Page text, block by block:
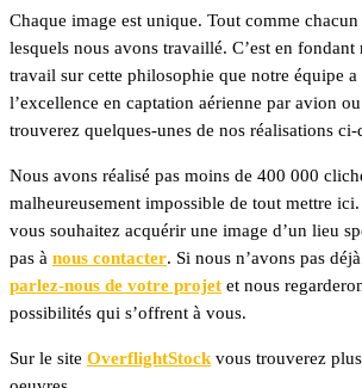
Chaque image est unique. Tout comme
lesquels nous avons travaillé. C’est en fondant
travail sur cette philosophie que notre équipe a
l’excellence en captation aérienne par avion
trouverez quelques-unes de nos réalisations ci-
Nous avons réalisé pas moins de 400 000
malheureusement impossible de tout mettre
vous souhaitez acquérir une image d’un lieu
pas à nous contacter. Si nous n’avons pas
parlez-nous de votre projet et nous
possibilités qui s’offrent à vous.
Sur le site OverflightStock vous trouverez